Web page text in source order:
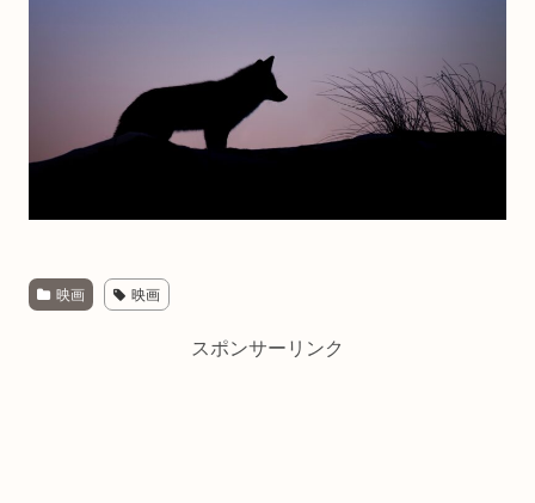
映画 映画
スポンサーリンク